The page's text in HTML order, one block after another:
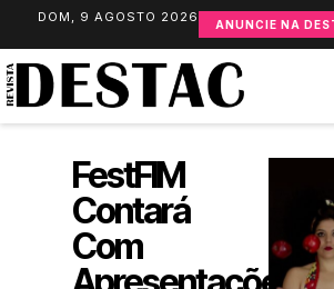
DOM, 9 AGOSTO 2026 ANUNCIE NA
FestFIM
Contará
Com